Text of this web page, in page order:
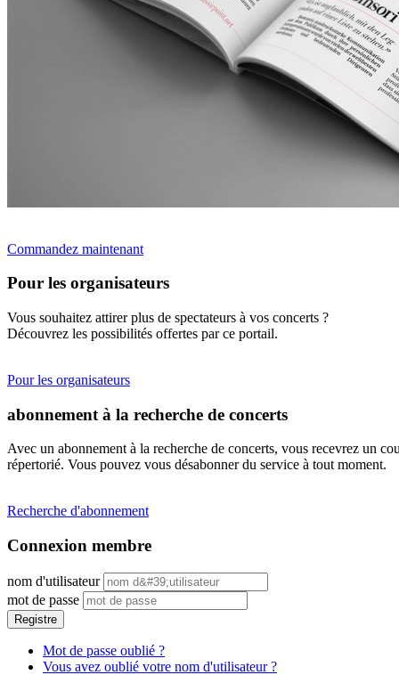
Commandez maintenant
Pour les organisateurs
Vous souhaitez attirer plus de spectateurs à vos concerts ?
Découvrez les possibilités offertes par ce portail.
Pour les organisateurs
abonnement à la recherche de concerts
Avec un abonnement à la recherche de concerts, vous recevrez un
répertorié. Vous pouvez vous désabonner du service à tout moment.
Recherche d'abonnement
Connexion membre
nom d'utilisateur
mot de passe
Registre
Mot de passe oublié ?
Vous avez oublié votre nom d'utilisateur ?